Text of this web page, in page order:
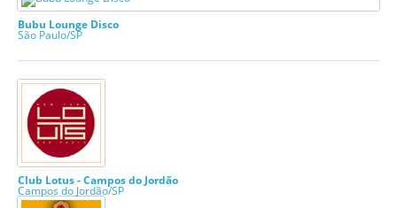
Bubu Lounge Disco
São Paulo/SP
Club Lotus - Campos do Jordão
Campos do Jordão/SP